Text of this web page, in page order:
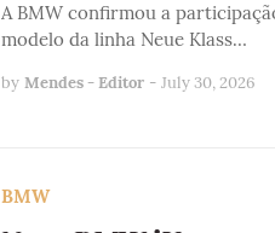
A BMW confirmou a
modelo da linha Neue Klass…
by Mendes - Editor - July 30, 2026
BMW